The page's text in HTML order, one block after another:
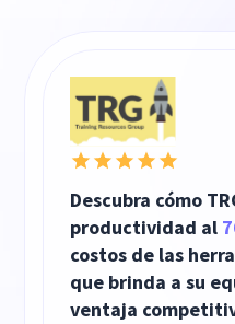
Descubra cómo
productividad al
costos de las
que brinda a su
ventaja